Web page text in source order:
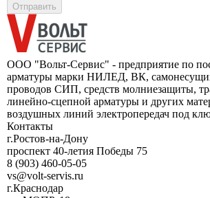
Отправить
ООО "Вольт-Сервис" - предприятие по
арматуры марки НИЛЕД, ВК,
проводов СИП, средств молниезащиты,
линейно-сцепной арматуры и других
воздушных линий электропередач под
Контакты
г.Ростов-на-Дону
проспект 40-летия Победы 75
8 (903) 460-05-05
vs@volt-servis.ru
г.Краснодар